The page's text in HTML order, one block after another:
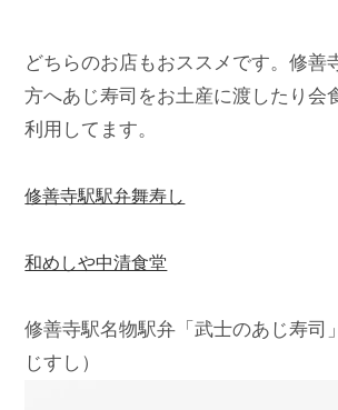
どちらのお店もおススメです。修善
方へあじ寿司をお土産に渡したり会
利用してます。
修善寺駅駅弁舞寿し
和めしや中清食堂
修善寺駅名物駅弁「武士のあじ寿司